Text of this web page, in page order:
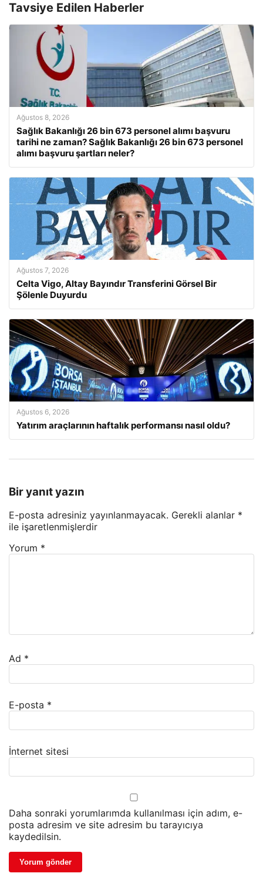
Tavsiye Edilen Haberler
Ağustos 8, 2026
Sağlık Bakanlığı 26 bin 673 personel alımı başvuru
tarihi ne zaman? Sağlık Bakanlığı 26 bin 673 personel
alımı başvuru şartları neler?
Ağustos 7, 2026
Celta Vigo, Altay Bayındır Transferini Görsel Bir
Şölenle Duyurdu
Ağustos 6, 2026
Yatırım araçlarının haftalık performansı nasıl oldu?
Bir yanıt yazın
E-posta adresiniz yayınlanmayacak. Gerekli alanlar *
ile işaretlenmişlerdir
Yorum *
Ad *
E-posta *
İnternet sitesi
Daha sonraki yorumlarımda kullanılması için adım, e-
posta adresim ve site adresim bu tarayıcıya
kaydedilsin.